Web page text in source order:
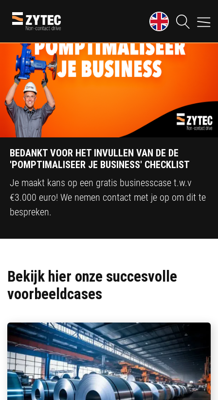
BEDANKT VOOR HET INVULLEN VAN DE DE
'POMPTIMALISEER JE BUSINESS' CHECKLIST
Je maakt kans op een gratis businesscase t.w.v
€3.000 euro! We nemen contact met je op om dit te
bespreken.
Bekijk hier onze succesvolle
voorbeeldcases